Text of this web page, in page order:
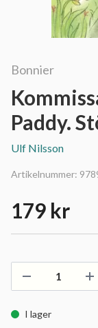
Bonnier
Paddy.
Ulf Nilsson
Artikelnummer:
179 kr
I lager